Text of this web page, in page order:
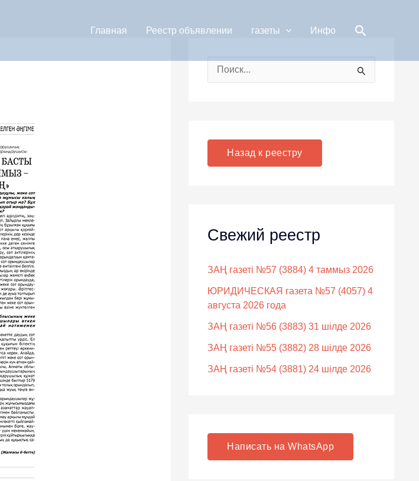
Главная Реестр объявлении газеты Инфо Поиск
:
Назад к реестру
Свежий реестр
ЗАҢ газеті №57 (3884) 4 таммыз 2026
ЮРИДИЧЕСКАЯ газета №57 (4057) 4
августа 2026 года
ЗАҢ газеті №56 (3883) 31 шілде 2026
ЗАҢ газеті №55 (3882) 28 шілде 2026
ЗАҢ газеті №54 (3881) 24 шілде 2026
Написать на WhatsApp